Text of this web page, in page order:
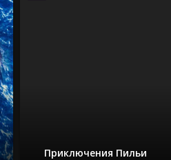
Приключения Пильи